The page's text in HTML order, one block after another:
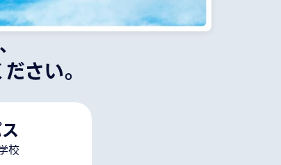
さい。
校